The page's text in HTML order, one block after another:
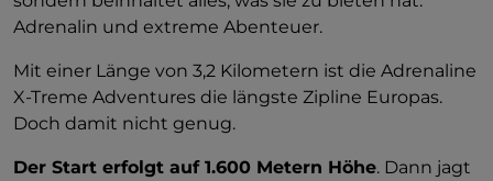
Adrenalin und extreme Abenteuer.
Mit einer Länge von 3,2 Kilometern ist die Adrenaline
X-Treme Adventures die längste Zipline Europas.
Doch damit nicht genug.
Der Start erfolgt auf 1.600 Metern Höhe. Dann jagt